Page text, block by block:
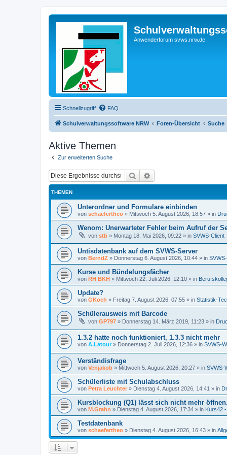
Anwenderforum svws.nrw.de
Schnellzugriff FAQ
Schulverwaltungssoftware NRW Foren-Übersicht Suche
Aktive Themen
Zur erweiterten Suche
Suche
THEMEN
Unterordner und Formulare einbinden
von schaefertheo » Mittwoch 5. August 2026, 18:57 » in
Wenom: Unerwarteter Fehler beim Aufruf der
von stb » Montag 18. Mai 2026, 09:22 » in SVWS-Client
Untisdatenbank auf dem SVWS-Server
von BerndZ » Donnerstag 6. August 2026, 10:44 » in
Kurse und Bündelungsfächer
von RH BKH » Mittwoch 22. Juli 2026, 12:10 » in
Update?
von GKoch » Freitag 7. August 2026, 07:55 » in Statistik-
Schülerausweis mit Barcode
von GP797 » Donnerstag 14. März 2019, 11:23 » in
1.3.2 hatte noch funktioniert, 1.3.3 nicht mehr
von A.Latour» Donnerstag 2. Juli 2026, 12:36 » in SVWS-
Verständisfrage
von Venjakob » Mittwoch 5. August 2026, 20:27 » in SVWS-
Schülerliste mit Schulabschluss
von Petra Leuchter » Dienstag 4. August 2026, 14:41 » in
Kursblockung (Q1) lässt sich nicht mehr öffnen.
von M.Grahn » Dienstag 4. August 2026, 17:34 » in Kurs42
Testdatenbank
von schaefertheo » Dienstag 4. August 2026, 16:43 » in